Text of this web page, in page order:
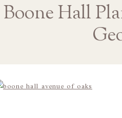
Boone Hall